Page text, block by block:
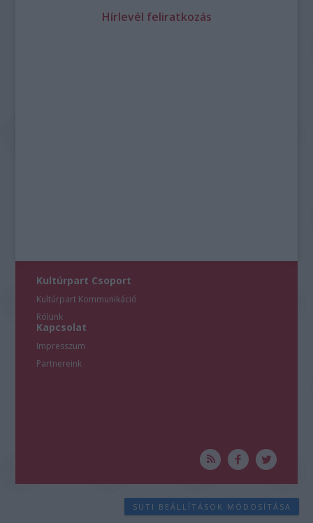
Hírlevél feliratkozás
Kultúrpart Csoport
Kultúrpart Kommunikáció
Rólunk
Kapcsolat
Impresszum
Partnereink
SÜTI BEÁLLÍTÁSOK MÓDOSÍTÁSA